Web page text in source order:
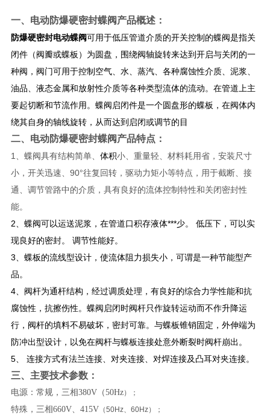
一、 电动防爆硬密封蝶阀产品概述：
防爆硬密封电动蝶阀可用于低压管道介质的开关控制的蝶阀是指关
闭件（阀瓣或蝶板）为圆盘，围绕阀轴旋转来达到开启与关闭的一
种阀，阀门可用于控制空气、水、蒸汽、各种腐蚀性介质、泥浆、
油品、液态金属和放射性介质等各种类型流体的流动。在管道上主
要起切断和节流作用。蝶阀启闭件是一个圆盘形的蝶板，在阀体内
绕其自身的轴线旋转，从而达到启闭或调节的目
二、 电动防爆硬密封蝶阀产品特点：
1、蝶阀具有结构简单、 体积小、重量轻、材料耗用省，安装尺寸
小，开关迅速、90°往复回转，驱动力矩小等特点，用于截断、接
通、调节管路中的介质，具有良好的流体控制特性和关闭密封性
能。
2、蝶阀可以运送泥浆，在管道口积存液体***少。 低压下，可以实
现良好的密封。 调节性能好。
3、蝶板的流线型设计，使流体阻力损失小，可谓是一种节能型产
品。
4、阀杆为通杆结构，经过调质处理，有良好的综合力学性能和抗
腐蚀性，抗擦伤性。蝶阀启闭时阀杆只作旋转运动而不作升降运
行，阀杆的填料不易破坏，密封可靠。与蝶板锥销固定，外伸端为
防冲出型设计，以免在阀杆与蝶板连接处意外断裂时阀杆崩出。
5、 连接方式有法兰连接、对夹连接、对焊连接及凸耳对夹连接。
三、主要技术参数：
电源：常规，三相380V（50Hz）；
特殊，三相660V、415V（50Hz、60Hz）；